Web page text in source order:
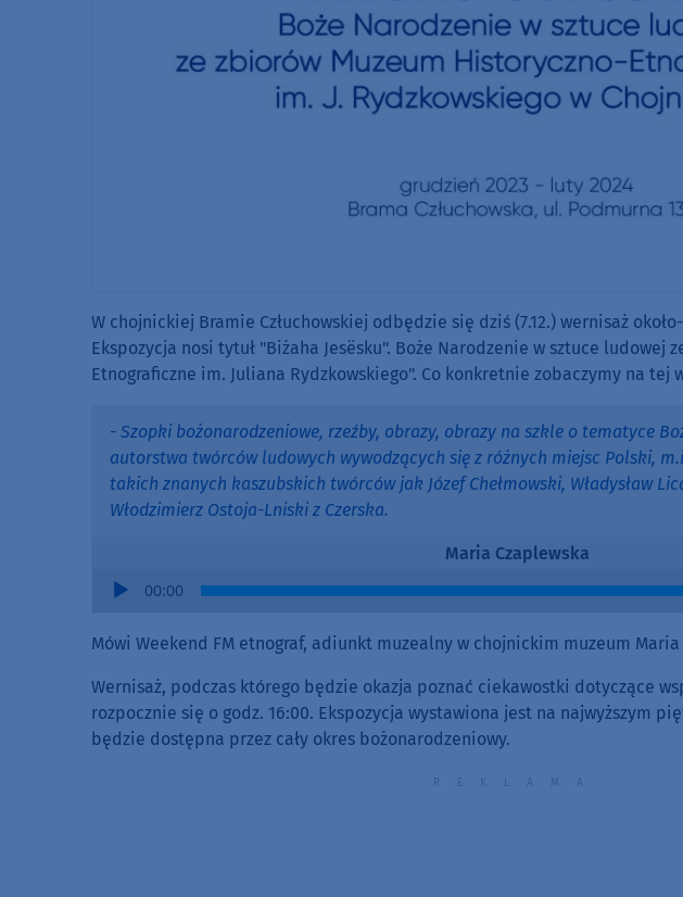
W chojnickiej Bramie Człuchowskiej odbędzie się dziś (7.12.) wernisaż
Ekspozycja nosi tytuł "Biżaha Jesësku". Boże Narodzenie w sztuce ludowej
Etnograficzne im. Juliana Rydzkowskiego". Co konkretnie zobaczymy na tej
- Szopki bożonarodzeniowe, rzeźby, obrazy, obrazy na szkle o tematyce
autorstwa twórców ludowych wywodzących się z różnych miejsc Polski,
takich znanych kaszubskich twórców jak Józef Chełmowski, Władysław
Włodzimierz Ostoja-Lniski z Czerska.
Maria Czaplewska
Audio
00:00
Mówi Weekend FM etnograf, adiunkt muzealny w chojnickim muzeum Maria
Wernisaż, podczas którego będzie okazja poznać ciekawostki dotyczące
rozpocznie się o godz. 16:00. Ekspozycja wystawiona jest na najwyższym
będzie dostępna przez cały okres bożonarodzeniowy.